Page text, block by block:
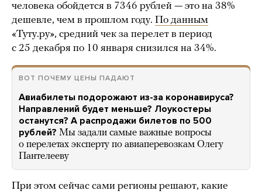
человека обойдется в 7346 рублей — это на 38%
дешевле, чем в прошлом году. По данным
«Туту.ру», средний чек за перелет в период
с 25 декабря по 10 января снизился на 34%.
ВОТ ПОЧЕМУ ЦЕНЫ ПАДАЮТ
Авиабилеты подорожают из-за коронавируса?
Направлений будет меньше? Лоукостеры
останутся? А распродажи билетов по 500
рублей? Мы задали самые важные вопросы
о перелетах эксперту по авиаперевозкам Олегу
Пантелееву
При этом сейчас сами регионы решают, какие